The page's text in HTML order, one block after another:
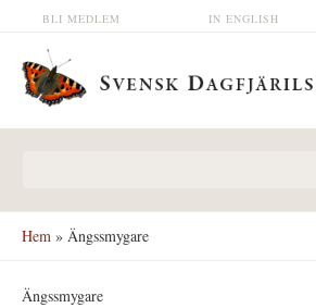
Hoppa till huvudinnehåll IN ENGLISH
BLI MEDLEM
Hem » Ängssmygare
Ängssmygare